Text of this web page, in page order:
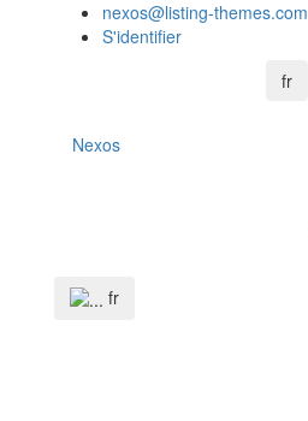
nexos@listing-themes.com
S'identifier
fr
Nexos
navigation
fr